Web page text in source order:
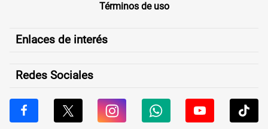
Términos de uso
Enlaces de interés
Redes Sociales